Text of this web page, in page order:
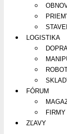
LOGISTIKA
FÓRUM
FIRMY
ZĽAVY